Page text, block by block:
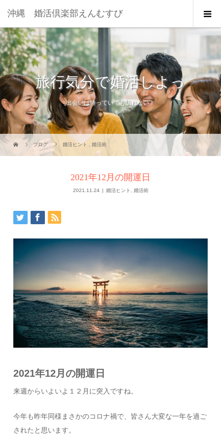
沖縄 婚活倶楽部えんむすび
旅行気分で婚活しよっ
出会いは待っていても訪れない！
ブログ 婚活ヒント ,婚活術
2021年12月の開運日
2021.11.24 婚活ヒント 婚活術
2021年12月の開運日
来週からいよいよ１２月に突入ですね。
今年も昨年同様まさかのコロナ禍で、皆さん大変な一年を過ご
されたと思います。